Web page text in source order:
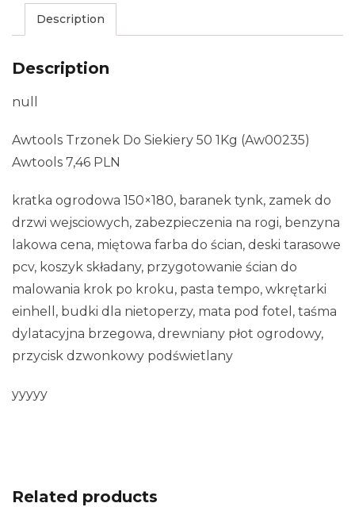
Description
Description
null
Awtools Trzonek Do Siekiery 50 1Kg (Aw00235)
Awtools 7,46 PLN
kratka ogrodowa 150×180, baranek tynk, zamek do
drzwi wejsciowych, zabezpieczenia na rogi, benzyna
lakowa cena, miętowa farba do ścian, deski tarasowe
pcv, koszyk składany, przygotowanie ścian do
malowania krok po kroku, pasta tempo, wkrętarki
einhell, budki dla nietoperzy, mata pod fotel, taśma
dylatacyjna brzegowa, drewniany płot ogrodowy,
przycisk dzwonkowy podświetlany
yyyyy
Related products